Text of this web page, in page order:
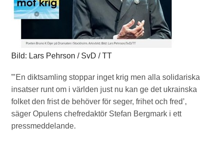
Bild: Lars Pehrson / SvD / TT
”’En diktsamling stoppar inget krig men alla solidariska
insatser runt om i världen just nu kan ge det ukrainska
folket den frist de behöver för seger, frihet och fred’,
säger Opulens chefredaktör Stefan Bergmark i ett
pressmeddelande.